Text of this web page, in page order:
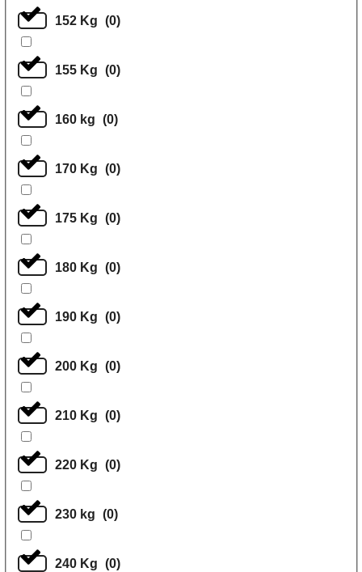
152 Kg (0)
155 Kg (0)
160 kg (0)
170 Kg (0)
175 Kg (0)
180 Kg (0)
190 Kg (0)
200 Kg (0)
210 Kg (0)
220 Kg (0)
230 kg (0)
240 Kg (0)